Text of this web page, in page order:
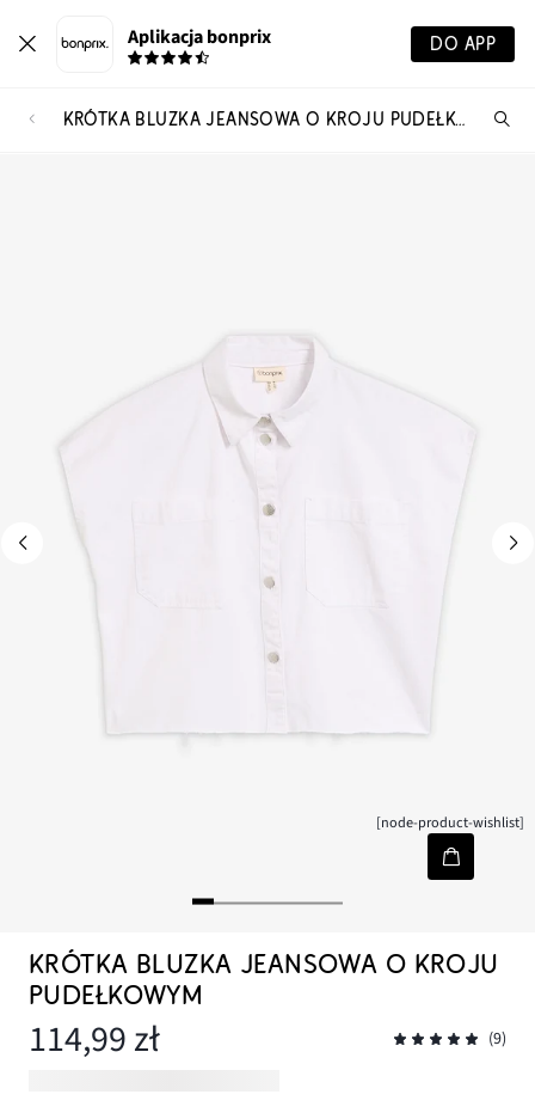
Aplikacja bonprix DO APP
KRÓTKA BLUZKA JEANSOWA O KROJU PUDEŁKOWYM
[node-product-wishlist]
KRÓTKA BLUZKA JEANSOWA O KROJU
PUDEŁKOWYM
114,99 zł (9)